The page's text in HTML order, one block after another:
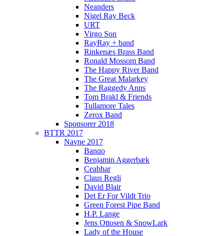
Neanders
Nigel Ray Beck
URT
Virgo Son
RayRay + band
Rinkenæs Brass Band
Ronald Mossom Band
The Happy River Band
The Great Malarkey
The Raggedy Anns
Tom Brakl & Friends
Tullamore Tales
Zerox Band
Sponsorer 2018
BTTR 2017
Navne 2017
Banqo
Benjamin Aggerbæk
Ceabhar
Claus Regli
David Blair
Det Er For Vildt Trio
Green Forest Pipe Band
H.P. Lange
Jens Ottosen & SnowLark
Lady of the House